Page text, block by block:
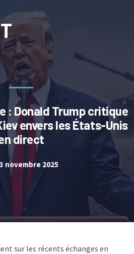
: Donald Trump critique
envers les États-Unis
direct
novembre 2025
sur les récents échanges en